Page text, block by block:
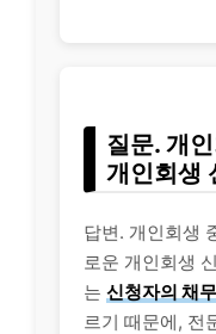
질문. 개
개인회생
답변. 개인회생
로운 개인회생
는 신청자의 채
르기 때문에, 전